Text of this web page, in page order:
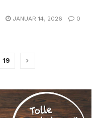
JANUAR 14, 2026
0
19